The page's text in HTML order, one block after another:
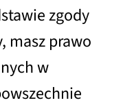
zgody
masz prawo
w